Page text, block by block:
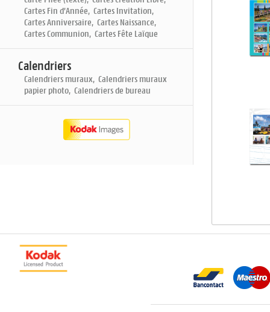
Cartes Fin d'Année, Cartes Invitation,
Cartes Anniversaire, Cartes Naissance,
Cartes Communion, Cartes Fête Laïque
Calendriers
Calendriers muraux, Calendriers muraux
papier photo, Calendriers de bureau